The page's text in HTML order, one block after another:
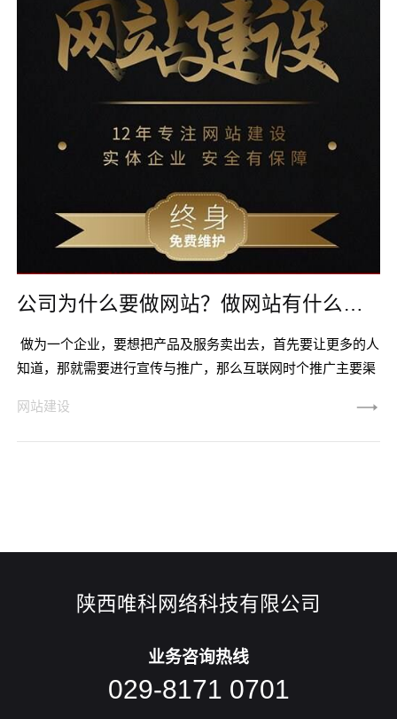
公司为什么要做网站？做网站有什么好处
做为一个企业，要想把产品及服务卖出去，首先要让更多的人
知道，那就需要进行宣传与推广，那么互联网时个推广主要渠
网站具有很重要的战略意义，不仅通过网站提升公司形象，也
能提高产品曝光率，获取更多的客户，给企业带来很好的优势
网站建设
陕西唯科网络科技有限公司
业务咨询热线
029-8171 0701